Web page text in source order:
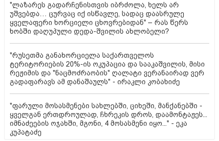
"ლაზარეს გადარჩენისთვის იბრძოლა, ხელს არ
უშვებდა… ცურვაც იქ ისწავლე, სადაც დაასრულე
ყველაფერი ხორციელი ცხოვრებიდან" – რას წერს
ხობში დაღუპული დედა-შვილის ახლობელი?
"რუსეთმა განახორციელა საქართველოს
ტერიტორიების 20%-ის ოკუპაცია და სააკაშვილის, მისი
რეჟიმის და "ნაცმოძრაობის" ღალატი ვერანაირად ვერ
გადაფარავს ამ დანაშაულს" - ირაკლი კობახიძე
"ფარული მოსასმენები სახლებში, ციხეში, მანქანებში -
ყველგან ერთდროულად, ჩხრეკის დროს, დაამონტაჟეს...
იმნაძეების ოჯახში, მგონი, 4 მოსასმენი იყო..." - ეკა
კუპატაძე